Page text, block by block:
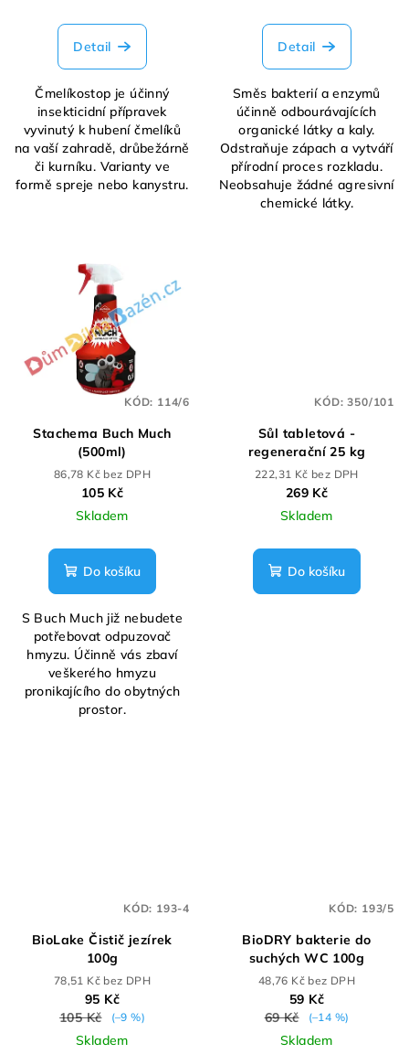
Detail
Čmelíkostop je účinný
insekticidní přípravek
vyvinutý k hubení čmelíků
na vaší zahradě, drůbežárně
či kurníku. Varianty ve
formě spreje nebo kanystru.
Detail
Směs bakterií a enzymů
účinně odbourávajících
organické látky a kaly.
Odstraňuje zápach a vytváří
přírodní proces rozkladu.
Neobsahuje žádné agresivní
chemické látky.
Stachema Buch Much
(500ml)
86,78 Kč bez DPH
105 Kč
Skladem
Do košíku
S Buch Much již nebudete
potřebovat odpuzovač
hmyzu. Účinně vás zbaví
veškerého hmyzu
pronikajícího do obytných
prostor.
KÓD: 114/6
Sůl tabletová -
regenerační 25 kg
222,31 Kč bez DPH
269 Kč
Skladem
Do košíku
KÓD:350/101
BioLake Čistič jezírek
100g
78,51 Kč bez DPH
95 Kč
105 Kč
(–9 %)
Skladem
KÓD: 193-4
BioDRY bakterie do
suchých WC 100g
48,76 Kč bez DPH
59 Kč
69 Kč
(–14 %)
Skladem
KÓD: 193/5